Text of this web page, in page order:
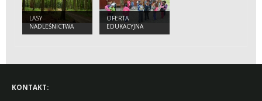
LASY
NADLEŚNICTWA
OFERTA
EDUKACYJNA
KONTAKT: